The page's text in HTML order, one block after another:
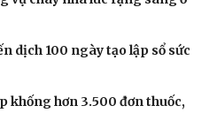
dịch 100 ngày tạo lập sổ sức
khống hơn 3.500 đơn thuốc,